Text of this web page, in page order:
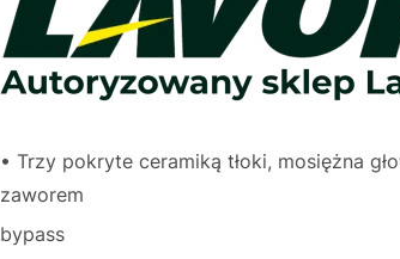
• Trzy pokryte ceramiką tłoki, mosiężna
zaworem
bypass